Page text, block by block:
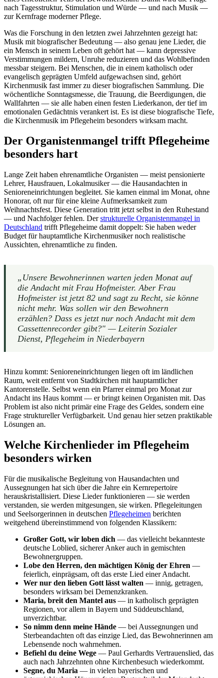
nach Tagesstruktur, Stimulation und Würde — und nach Musik —
zur Kernfrage moderner Pflege.
Was die Forschung in den letzten zwei Jahrzehnten gezeigt hat:
Musik mit biografischer Bedeutung — also genau jene Lieder, die
ein Mensch in seinem Leben oft gehört hat — kann depressive
Verstimmungen mildern, Unruhe reduzieren und das Wohlbefinden
messbar steigern. Bei Menschen, die in einem katholisch oder
evangelisch geprägten Umfeld aufgewachsen sind, gehört
Kirchenmusik fast immer zu dieser biografischen Sammlung. Die
wöchentliche Sonntagsmesse, die Trauung, die Beerdigungen, die
Wallfahrten — sie alle haben einen festen Liederkanon, der tief im
emotionalen Gedächtnis verankert ist. Es ist diese biografische Tiefe,
die Kirchenmusik im Pflegeheim besonders wirksam macht.
Der Organistenmangel trifft Pflegeheime
besonders hart
Lange Zeit haben ehrenamtliche Organisten — meist pensionierte
Lehrer, Hausfrauen, Lokalmusiker — die Hausandachten in
Senioreneinrichtungen begleitet. Sie kamen einmal im Monat, ohne
Honorar, oft nur für eine kleine Aufmerksamkeit zum
Weihnachtsfest. Diese Generation tritt jetzt selbst in den Ruhestand
— und Nachfolger fehlen. Derstrukturelle Organistenmangel in
Deutschland trifft Pflegeheime damit doppelt: Sie haben weder
Budget für hauptamtliche Kirchenmusiker noch realistische
Aussichten, ehrenamtliche zu finden.
„Unsere Bewohnerinnen warten jeden Monat auf
die Andacht mit Frau Hofmeister. Aber Frau
Hofmeister ist jetzt 82 und sagt zu Recht, sie könne
nicht mehr. Was sollen wir den Bewohnern
erzählen? Dass es jetzt nur noch Andacht mit dem
Cassettenrecorder gibt?" — Leiterin Sozialer
Dienst, Pflegeheim in Niederbayern
Hinzu kommt: Senioreneinrichtungen liegen oft im ländlichen
Raum, weit entfernt von Stadtkirchen mit hauptamtlicher
Kantorenstelle. Selbst wenn ein Pfarrer einmal pro Monat zur
Andacht ins Haus kommt — er bringt keinen Organisten mit. Das
Problem ist also nicht primär eine Frage des Geldes, sondern eine
Frage struktureller Verfügbarkeit. Und genau hier setzen praktikable
Lösungen an.
Welche Kirchenlieder im Pflegeheim
besonders wirken
Für die musikalische Begleitung von Hausandachten und
Aussegnungen hat sich über die Jahre ein Kernrepertoire
herauskristallisiert. Diese Lieder funktionieren — sie werden
verstanden, sie werden mitgesungen, sie wirken. Pflegeleitungen
und Seelsorgerinnen in deutschen Pflegeheimen berichten
weitgehend übereinstimmend von folgenden Klassikern:
Großer Gott, wir loben dich — das vielleicht bekannteste
deutsche Loblied, sicherer Anker auch in gemischten
Bewohnergruppen.
Lobe den Herren, den mächtigen König der Ehren —
feierlich, einprägsam, oft das erste Lied einer Andacht.
Wer nur den lieben Gott lässt walten — innig, getragen,
besonders wirksam bei Demenzkranken.
Maria, breit den Mantel aus — in katholisch geprägten
Regionen, vor allem in Bayern und Süddeutschland,
unverzichtbar.
So nimm denn meine Hände — bei Aussegnungen und
Sterbeandachten oft das einzige Lied, das Bewohnerinnen am
Lebensende noch wahrnehmen.
Befiehl du deine Wege — Paul Gerhardts Vertrauenslied, das
auch nach Jahrzehnten ohne Kirchenbesuch wiederkommt.
Segne, du Maria — in vielen bayerischen und